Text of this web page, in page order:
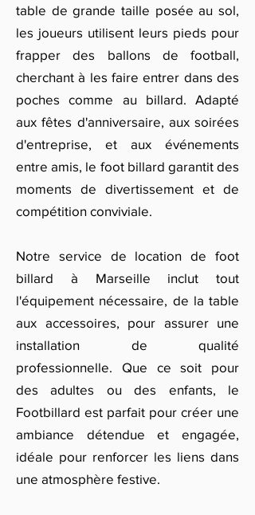
table de grande taille posée au sol,
les joueurs utilisent leurs pieds pour
frapper des ballons de football,
cherchant à les faire entrer dans des
poches comme au billard. Adapté
aux fêtes d'anniversaire, aux soirées
d'entreprise, et aux événements
entre amis, le foot billard garantit des
moments de divertissement et de
compétition conviviale.
Notre service de location de foot
billard à Marseille inclut tout
l'équipement nécessaire, de la table
aux accessoires, pour assurer une
installation de qualité
professionnelle. Que ce soit pour
des adultes ou des enfants, le
Footbillard est parfait pour créer une
ambiance détendue et engagée,
idéale pour renforcer les liens dans
une atmosphère festive.